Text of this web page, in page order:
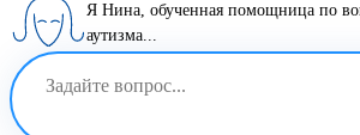
Я Нина, обученная помощница по
аутизма...